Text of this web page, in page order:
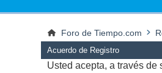
Foro de Tiempo.com
Acuerdo de Registro
Usted acepta, a través